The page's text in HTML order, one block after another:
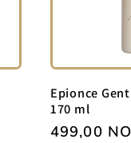
Epionce
170 ml
Vanlig
499,00